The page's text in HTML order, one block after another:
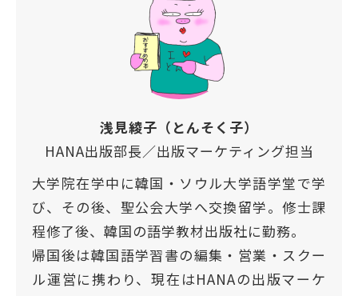
浅見綾子（とんそく子）
HANA出版部長／出版マーケティング担当
大学院在学中に韓国・ソウル大学語学堂で学
び、その後、聖公会大学へ交換留学。修士課
程修了後、韓国の語学教材出版社に勤務。
帰国後は韓国語学習書の編集・営業・スクー
ル運営に携わり、現在はHANAの出版マーケ